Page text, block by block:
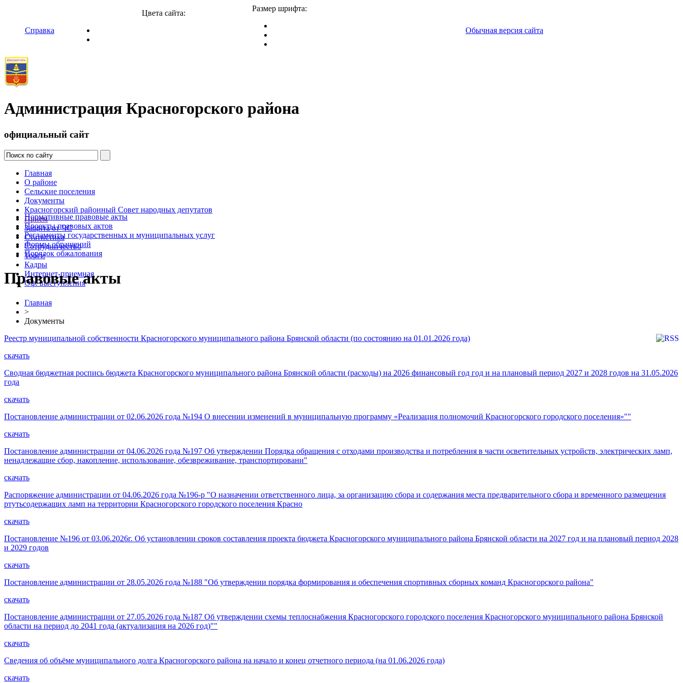
Справка
Цвета сайта:
Размер шрифта:
Обычная версия сайта
Администрация Красногорского района
официальный сайт
Главная
О районе
Сельские поселения
Документы
Красногорский районный Совет народных депутатов
Прием
Защита от ЧС
Статистика
Сотрудничество
Торги
Кадры
Интернет-приемная
Оф. выступления
Нормативные правовые акты
Проекты правовых актов
Регламенты государственных и муниципальных услуг
Формы обращений
Порядок обжалования
Правовые акты
Главная
>
Документы
Реестр муниципальной собственности Красногорского муниципального района Брянской области (по состоянию на 01.01.2026 года)
скачать
Сводная бюджетная роспись бюджета Красногорского муниципального района Брянской области (расходы) на 2026 финансовый год год и на плановый период 2027 и 2028 годов на 31.05.2026
года
скачать
Постановление администрации от 02.06.2026 года №194 О внесении изменений в муниципальную программу «Реализация полномочий Красногорского городского поселения»""
скачать
Постановление администрации от 04.06.2026 года №197 Об утверждении Порядка обращения с отходами производства и потребления в части осветительных устройств, электрических ламп,
ненадлежащие сбор, накопление, использование, обезвреживание, транспортировани"
скачать
Распоряжение администрации от 04.06.2026 года №196-р "О назначении ответственного лица, за организацию сбора и содержания места предварительного сбора и временного размещения
ртутьсодержащих ламп на территории Красногорского городского поселения Красно
скачать
Постановление №196 от 03.06.2026г. Об установлении сроков составления проекта бюджета Красногорского муниципального района Брянской области на 2027 год и на плановый период 2028
и 2029 годов
скачать
Постановление администрации от 28.05.2026 года №188 "Об утверждении порядка формирования и обеспечения спортивных сборных команд Красногорского района"
скачать
Постановление администрации от 27.05.2026 года №187 Об утверждении схемы теплоснабжения Красногорского городского поселения Красногорского муниципального района Брянской
области на период до 2041 года (актуализация на 2026 год)""
скачать
Сведения об объёме муниципального долга Красногорского района на начало и конец отчетного периода (на 01.06.2026 года)
скачать